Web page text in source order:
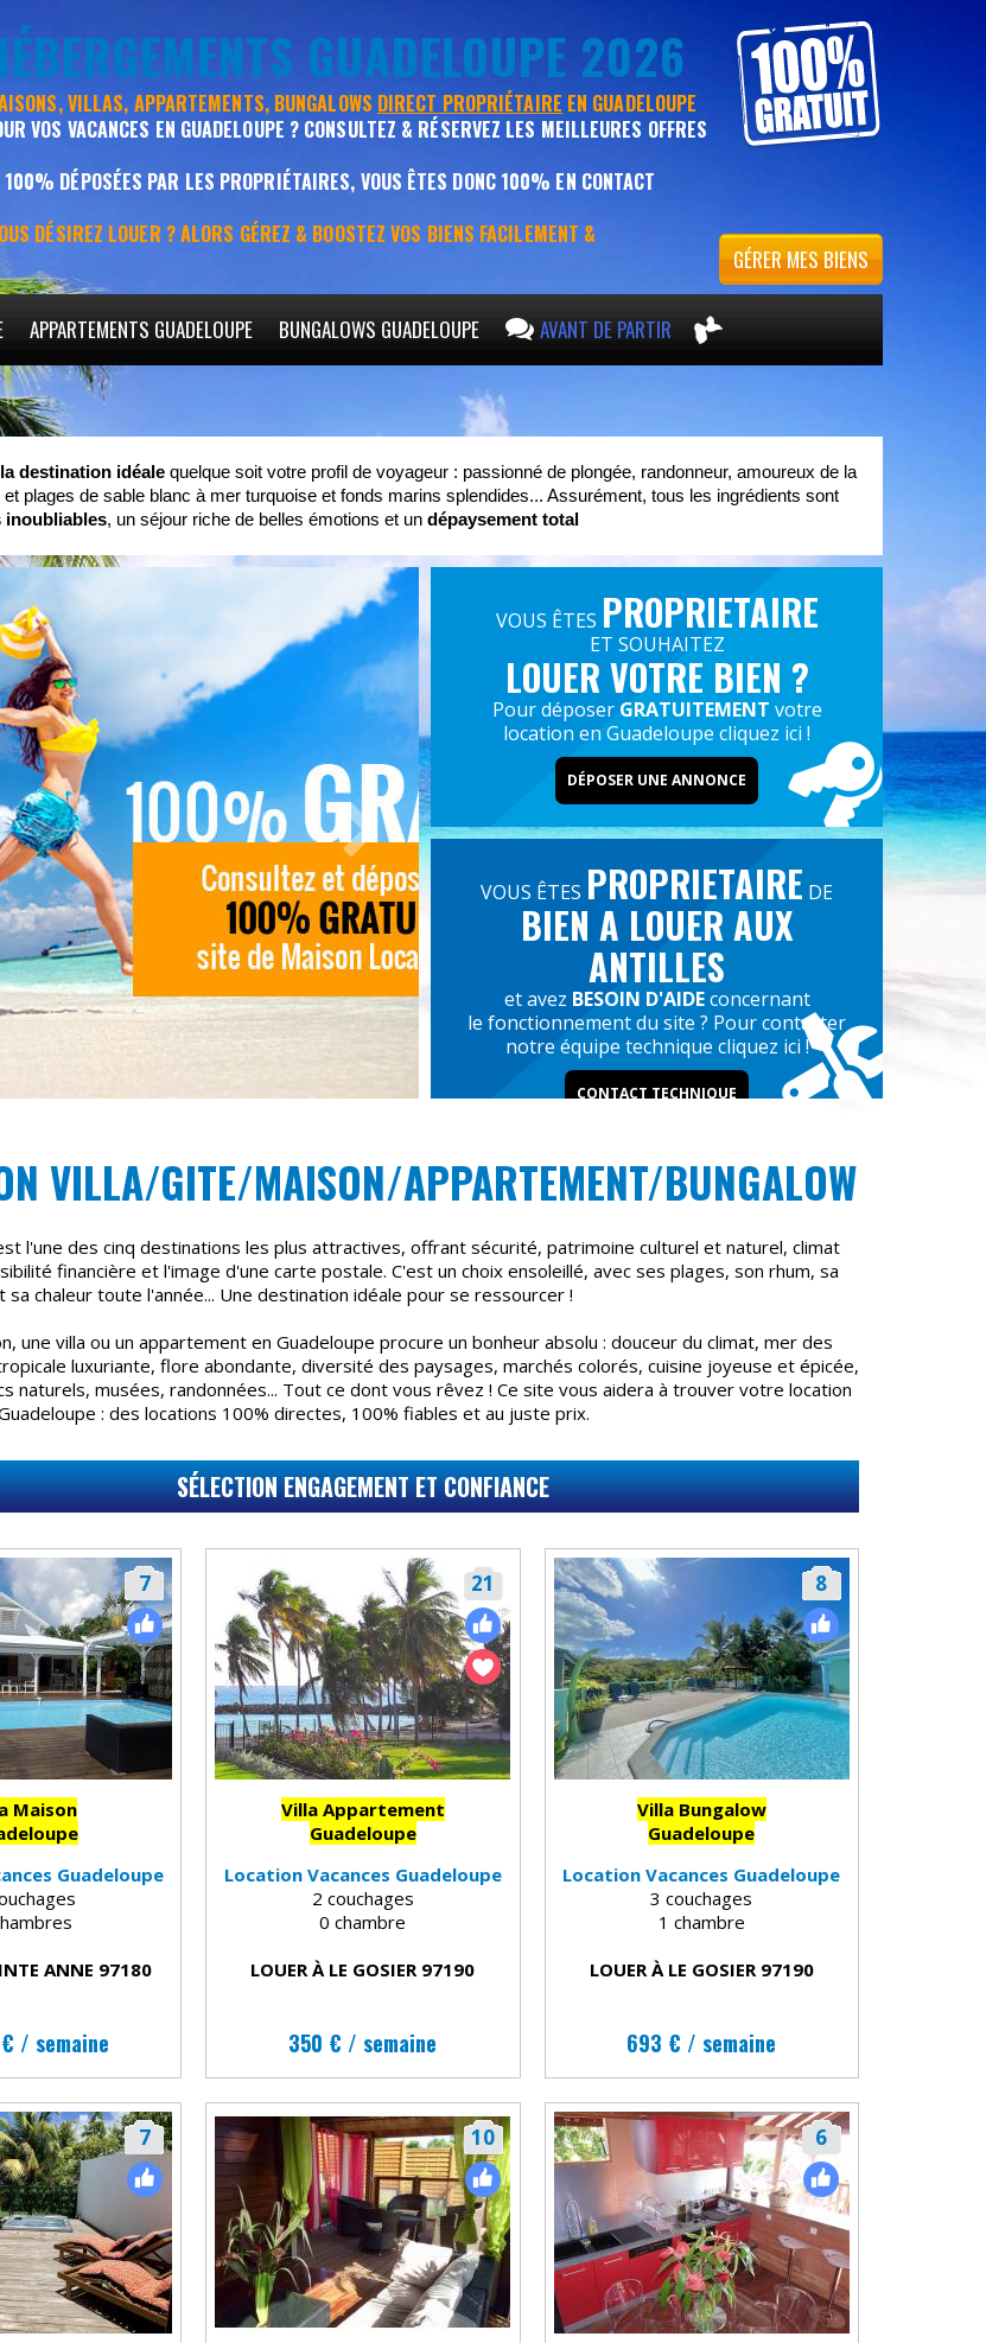
GUADELOUPE 2026
VILLAS, APPARTEMENTS, BUNGALOWS DIRECT PROPRIÉTAIRE EN GUADELOUPE
VOS VACANCES EN GUADELOUPE ? CONSULTEZ & RÉSERVEZ LES MEILLEURES OFFRES
DÉPOSÉES PAR LES PROPRIÉTAIRES, VOUS ÊTES DONC 100% EN CONTACT
DÉSIREZ LOUER ? ALORS GÉREZ & BOOSTEZ VOS BIENS FACILEMENT &
APPARTEMENTS GUADELOUPE BUNGALOWS GUADELOUPE AVANT DE PARTIR
GÉRER MES BIENS
la destination idéalequelque soit votre profil de voyageur : passionné de plongée, randonneur, amoureux de la
plages de sable blanc à mer turquoise et fonds marins splendides... Assurément, tous les ingrédients sont
inoubliables, un séjour riche de belles émotions et un dépaysement total
VOUS ÊTES PROPRIETAIRE
ET SOUHAITEZ
LOUER VOTRE BIEN ?
Pour déposer GRATUITEMENT votre
location en Guadeloupe cliquez ici !
DÉPOSER UNE ANNONCE
VOUS ÊTES PROPRIETAIRE DE
BIEN A LOUER AUX
ANTILLES
et avez BESOIN D'AIDEconcernant
le fonctionnement du site ? Pour contacter
notre équipe technique cliquez ici !
CONTACT TECHNIQUE
VILLA/GITE/MAISON/APPARTEMENT/BUNGALOW
l'une des cinq destinations les plus attractives, offrant sécurité, patrimoine culturel et naturel, climat
financière et l'image d'une carte postale. C'est un choix ensoleillé, avec ses plages, son rhum, sa
chaleur toute l'année... Une destination idéale pour se ressourcer !
une villa ou un appartement en Guadeloupe procure un bonheur absolu : douceur du climat, mer des
luxuriante, flore abondante, diversité des paysages, marchés colorés, cuisine joyeuse et épicée,
naturels, musées, randonnées... Tout ce dont vous rêvez ! Ce site vous aidera à trouver votre location
: des locations 100% directes, 100% fiables et au juste prix.
SÉLECTION ENGAGEMENT ET CONFIANCE
7
Maison
Guadeloupe
ANNE 97180
/ semaine
21
Villa Appartement
Guadeloupe
Location Vacances Guadeloupe
2 couchages
0 chambre
LOUER À LE GOSIER 97190
350 € / semaine
8
Villa Bungalow
Guadeloupe
Location Vacances Guadeloupe
3 couchages
1 chambre
LOUER À LE GOSIER 97190
693 € / semaine
7 10 6